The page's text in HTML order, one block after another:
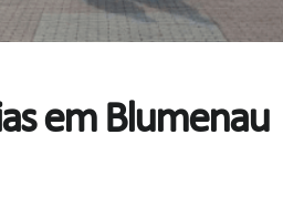
em Blumenau